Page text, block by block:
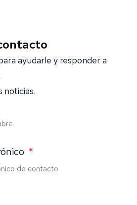
ayudarle y responder a
noticias.